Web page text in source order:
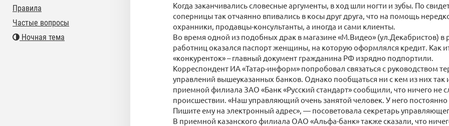
Когда заканчивались словесные аргументы, в ход шли ногти и зубы. По
соперницы так отчаянно впивались в косы друг друга, что на помощь
охранники, продавцы-консультанты, а иногда и сами клиенты.
Во время одной из подобных драк в магазине «М.Видео» (ул.Декабристов) в
работниц оказался паспорт женщины, на которую оформлялся кредит. Как
«конкуренток» – главный документ гражданина РФ изрядно подпортили.
Корреспондент ИА «Татар-информ» попробовал связаться с руководством
управлений вышеуказанных банков. Однако пообщаться ни с кем из них так
приемной филиала ЗАО «Банк «Русский стандарт» сообщили, что ничего не
происшествии. «Наш управляющий очень занятой человек. У него постоянно
Пишите ему на электронный адрес», — посоветовала секретарь
В приемной казанского филиала ОАО «Альфа-банк» также сказали, что
Правила
Частые вопросы
Ночная тема